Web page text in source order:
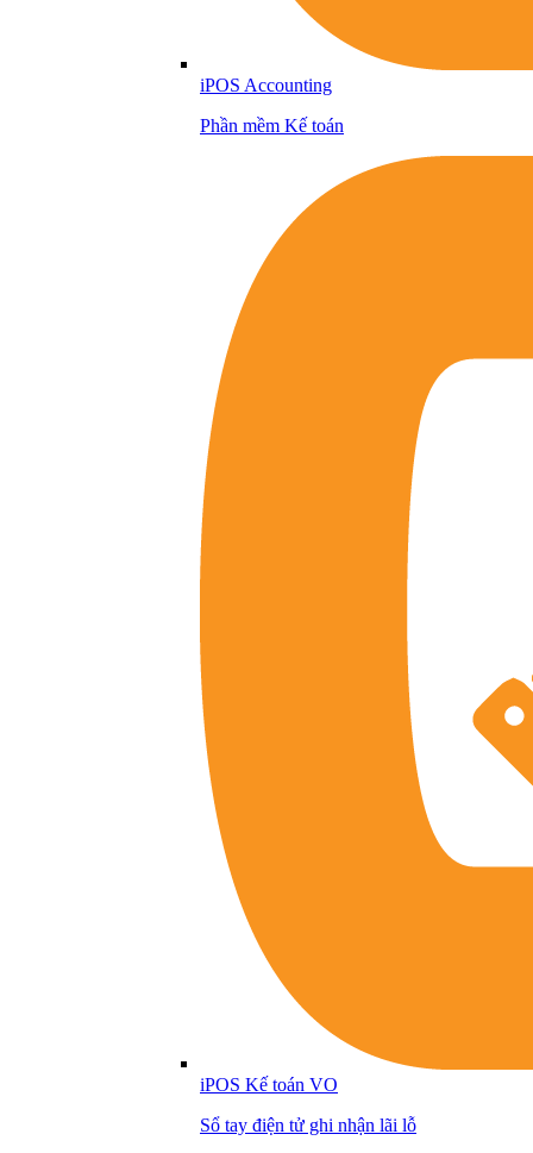
iPOS Accounting
Phần mềm Kế toán
iPOS Kế toán VO
Sổ tay điện tử ghi nhận lãi lỗ